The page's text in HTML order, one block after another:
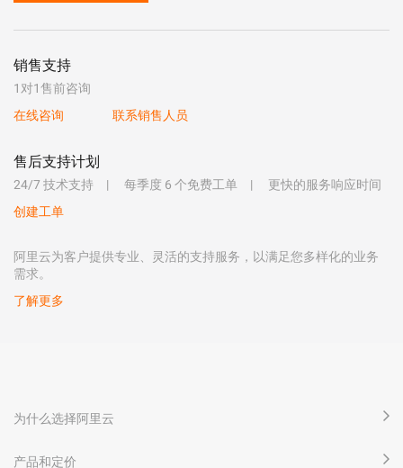
销售支持
1对1售前咨询
在线咨询
联系销售人员
售后支持计划
24/7 技术支持 每季度 6 个免费工单
更快的服务响应时间
创建工单
阿里云为客户提供专业、灵活的支持服务，以满足您多样化的业务
需求。
了解更多
为什么选择阿里云
产品和定价